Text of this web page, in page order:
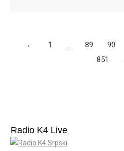
← 1 … 89 90
851
Radio K4 Live